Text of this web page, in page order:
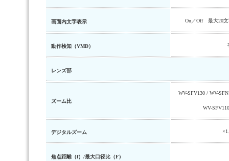
画面内文字表示 On／Off 最大20文
動作検知（VMD）
レンズ部
ズーム比
WV-SFV130 / WV-
WV-
デジタルズーム
焦点距離（f）/最大口径比（F）